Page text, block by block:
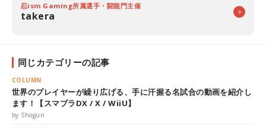
忍ism Gaming所属選手・闘龍門主催
takera
同じカテゴリーの記事
COLUMN
世界のプレイヤーが繰り広げる、手に汗握る名試合の動画を紹介し
ます！【スマブラDX / X / WiiU】
by Shogun